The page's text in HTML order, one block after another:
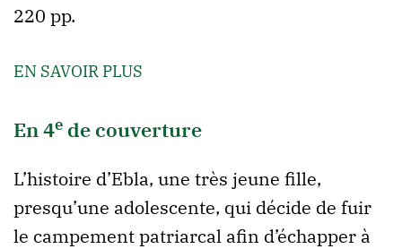
220 pp.
EN SAVOIR PLUS
En 4e de couverture
L’histoire d’Ebla, une très jeune fille,
presqu’une adolescente, qui décide de fuir
le campement patriarcal afin d’échapper à